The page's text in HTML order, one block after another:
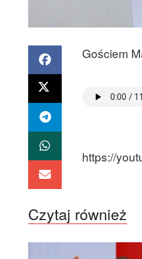
Gościem
https://
Czytaj również